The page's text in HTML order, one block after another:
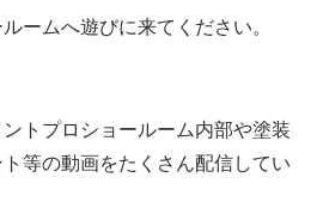
ームへ遊びに来てください。
トプロショールーム内部や塗装
等の動画をたくさん配信してい